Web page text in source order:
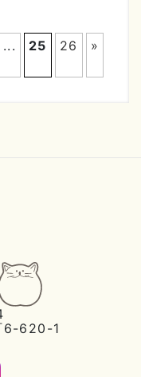
... 25 26 »
6-620-1